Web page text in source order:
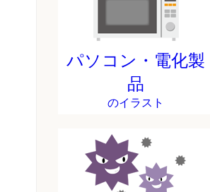
パソコン・電化製
品
のイラスト